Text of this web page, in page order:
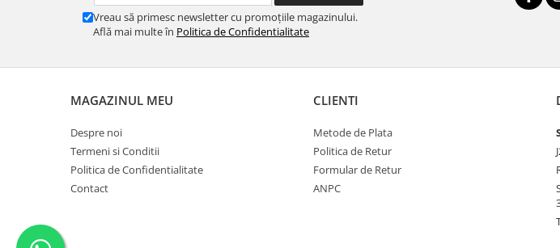
Vreau să primesc newsletter cu promoțiile magazinului.
Află mai multe în Politica de Confidentialitate
MAGAZINUL MEU
Despre noi
Termeni si Conditii
Politica de Confidentialitate
Contact
CLIENTI
Metode de Plata
Politica de Retur
Formular de Retur
ANPC